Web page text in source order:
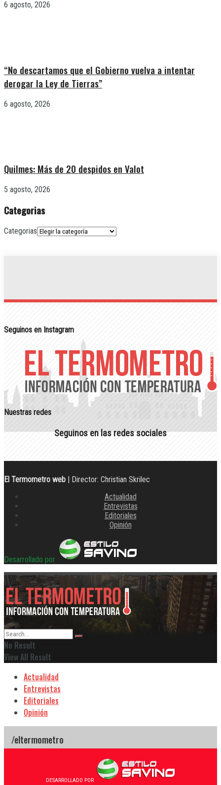
6 agosto, 2026
“No descartamos que el Gobierno vuelva a intentar
derogar la Ley de Tierras”
6 agosto, 2026
Quilmes: Más de 20 despidos en Valot
5 agosto, 2026
Categorias
Categorias
Seguinos en Instagram
Nuestras redes
Seguinos en las redes sociales
El Termometro web | Director: Christian Skrilec
Actualidad
Entrevistas
Editoriales
Opinión
Desarrollado por
No Result
View All Result
Actualidad
Entrevistas
Editoriales
Opinión
DESARROLLADO POR